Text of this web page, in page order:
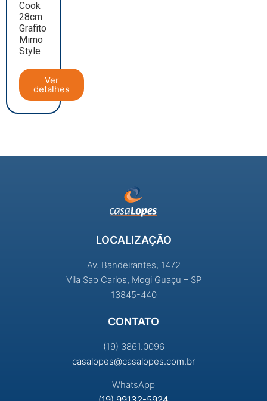
Cook
28cm
Grafito
Mimo
Style
Ver
detalhes
LOCALIZAÇÃO
Av. Bandeirantes, 1472
Vila Sao Carlos, Mogi Guaçu – SP
13845-440
CONTATO
(19) 3861.0096
casalopes@casalopes.com.br
WhatsApp